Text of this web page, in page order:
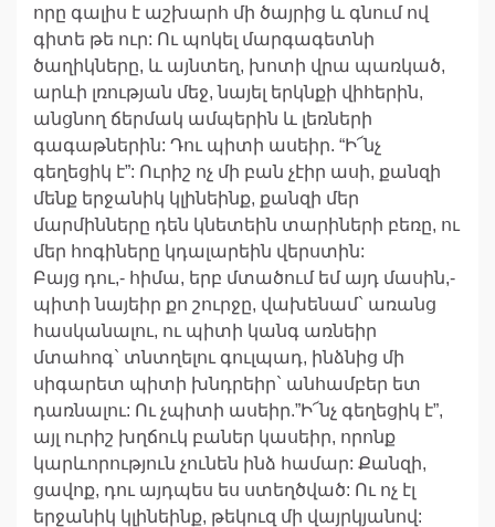
որը գալիս է աշխարհ մի ծայրից և գնում ով
գիտե թե ուր: Ու պոկել մարգագետնի
ծաղիկները, և այնտեղ, խոտի վրա պառկած,
արևի լռության մեջ, նայել երկնքի վիհերին,
անցնող ճերմակ ամպերին և լեռների
գագաթներին: Դու պիտի ասեիր. “Ի՜նչ
գեղեցիկ է”: Ուրիշ ոչ մի բան չէիր ասի, քանզի
մենք երջանիկ կլինեինք, քանզի մեր
մարմինները դեն կնետեին տարիների բեռը, ու
մեր հոգիները կդալարեին վերստին:
Բայց դու,- հիմա, երբ մտածում եմ այդ մասին,-
պիտի նայեիր քո շուրջը, վախենամ` առանց
հասկանալու, ու պիտի կանգ առնեիր
մտահոգ` տնտղելու գուլպադ, ինձնից մի
սիգարետ պիտի խնդրեիր` անհամբեր ետ
դառնալու: Ու չպիտի ասեիր.”Ի՜նչ գեղեցիկ է”,
այլ ուրիշ խղճուկ բաներ կասեիր, որոնք
կարևորություն չունեն ինձ համար: Քանզի,
ցավոք, դու այդպես ես ստեղծված: Ու ոչ էլ
երջանիկ կլինեինք, թեկուզ մի վայրկյանով: